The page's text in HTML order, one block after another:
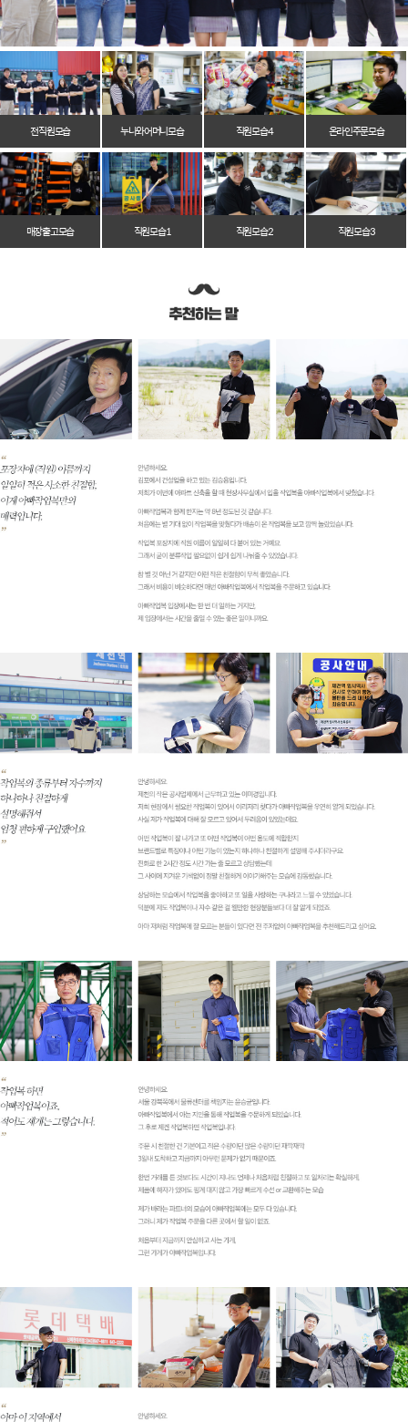
전 직원 모습 누나와 어머니 모습 직원 모습 4 온라인 주문 모습
매장 출고 모습 직원 모습 1 직원 모습 2 직원 모습 3